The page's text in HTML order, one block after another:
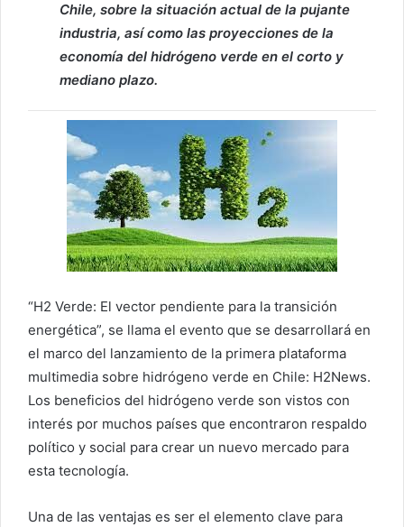
Chile, sobre la situación actual de la pujante
industria, así como las proyecciones de la
economía del hidrógeno verde en el corto y
mediano plazo.
“H2 Verde: El vector pendiente para la transición
energética”, se llama el evento que se desarrollará en
el marco del lanzamiento de la primera plataforma
multimedia sobre hidrógeno verde en Chile: H2News.
Los beneficios del hidrógeno verde son vistos con
interés por muchos países que encontraron respaldo
político y social para crear un nuevo mercado para
esta tecnología.
Una de las ventajas es ser el elemento clave para